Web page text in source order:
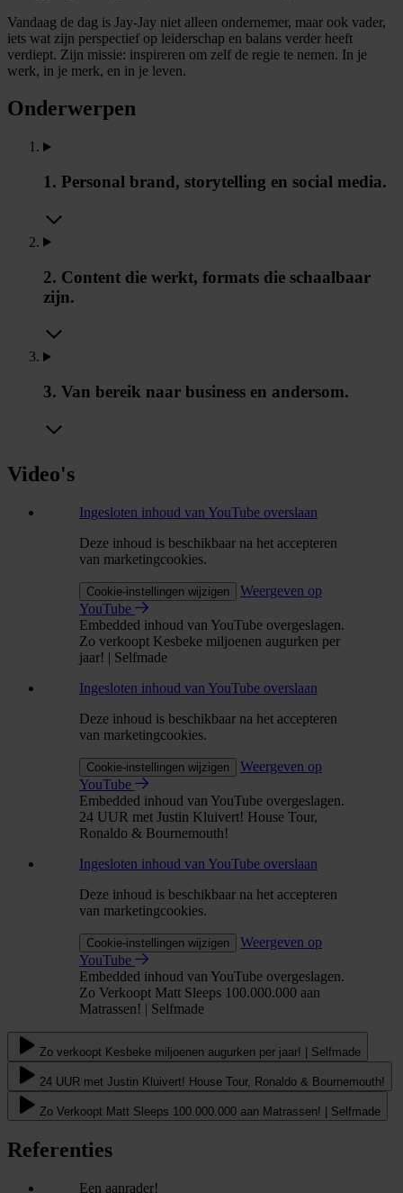
Vandaag de dag is Jay-Jay niet alleen ondernemer, maar ook vader,
iets wat zijn perspectief op leiderschap en balans verder heeft
verdiept. Zijn missie: inspireren om zelf de regie te nemen. In je
werk, in je merk, en in je leven.
Onderwerpen
1. Personal brand, storytelling en social media.
2. Content die werkt, formats die schaalbaar
zijn.
3. Van bereik naar business en andersom.
Video's
Ingesloten inhoud van YouTube overslaan
Deze inhoud is beschikbaar na het accepteren
van marketingcookies.
Cookie-instellingen wijzigen
Weergeven op
YouTube
Embedded inhoud van YouTube overgeslagen.
Zo verkoopt Kesbeke miljoenen augurken per
jaar! | Selfmade
Ingesloten inhoud van YouTube overslaan
Deze inhoud is beschikbaar na het accepteren
van marketingcookies.
Cookie-instellingen wijzigen
Weergeven op
YouTube
Embedded inhoud van YouTube overgeslagen.
24 UUR met Justin Kluivert! House Tour,
Ronaldo & Bournemouth!
Ingesloten inhoud van YouTube overslaan
Deze inhoud is beschikbaar na het accepteren
van marketingcookies.
Cookie-instellingen wijzigen
Weergeven op
YouTube
Embedded inhoud van YouTube overgeslagen.
Zo Verkoopt Matt Sleeps 100.000.000 aan
Matrassen! | Selfmade
Zo verkoopt Kesbeke miljoenen augurken per jaar! | Selfmade
24 UUR met Justin Kluivert! House Tour, Ronaldo & Bournemouth!
Zo Verkoopt Matt Sleeps 100.000.000 aan Matrassen! | Selfmade
Referenties
Een aanrader!